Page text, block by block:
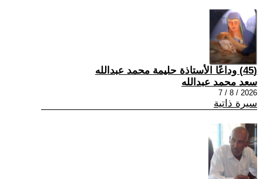
(45) وداعًا الأستاذة حليمة محمد عبدالله
سعد محمد عبدالله
2026 / 8 / 7
سيرة ذاتية